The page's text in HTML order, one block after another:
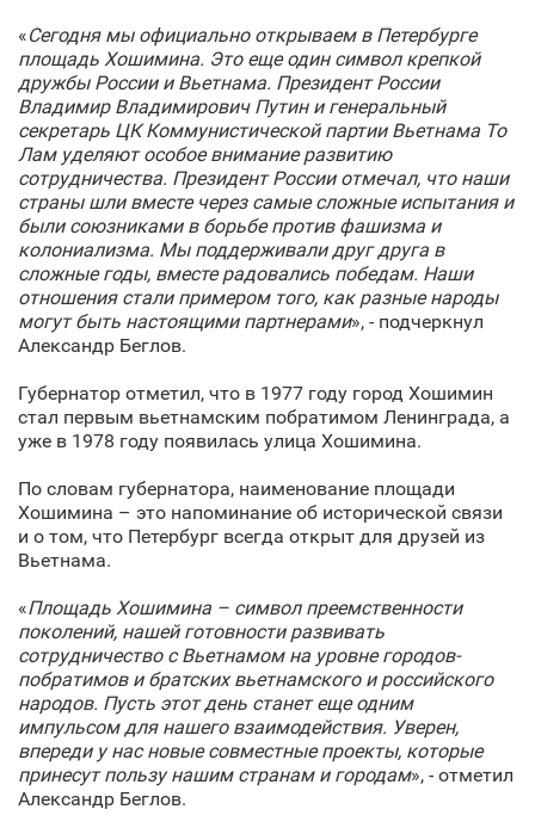
«Сегодня мы официально открываем в Петербурге
площадь Хошимина. Это еще один символ крепкой
дружбы России и Вьетнама. Президент России
Владимир Владимирович Путин и генеральный
секретарь ЦК Коммунистической партии Вьетнама То
Лам уделяют особое внимание развитию
сотрудничества. Президент России отмечал, что наши
страны шли вместе через самые сложные испытания и
были союзниками в борьбе против фашизма и
колониализма. Мы поддерживали друг друга в
сложные годы, вместе радовались победам. Наши
отношения стали примером того, как разные народы
могут быть настоящими партнерами», - подчеркнул
Александр Беглов.
Губернатор отметил, что в 1977 году город Хошимин
стал первым вьетнамским побратимом Ленинграда, а
уже в 1978 году появилась улица Хошимина.
По словам губернатора, наименование площади
Хошимина – это напоминание об исторической связи
и о том, что Петербург всегда открыт для друзей из
Вьетнама.
«Площадь Хошимина – символ преемственности
поколений, нашей готовности развивать
сотрудничество с Вьетнамом на уровне городов-
побратимов и братских вьетнамского и российского
народов. Пусть этот день станет еще одним
импульсом для нашего взаимодействия. Уверен,
впереди у нас новые совместные проекты, которые
принесут пользу нашим странам и городам», - отметил
Александр Беглов.